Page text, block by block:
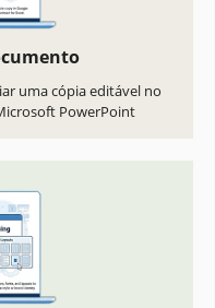
uma cópia editável no
PowerPoint